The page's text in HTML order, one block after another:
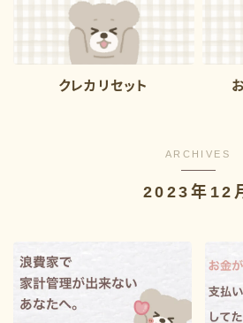
た。 私自身が浪費家でお金遣いが
んでも出来る家計管理や教育費の
います。 家計管理は続けることが
も挫折しない家計管理で、一緒に
いきましょう
家計管理
お金の悩み
クレカリセット
ARCHIVES
2023年12